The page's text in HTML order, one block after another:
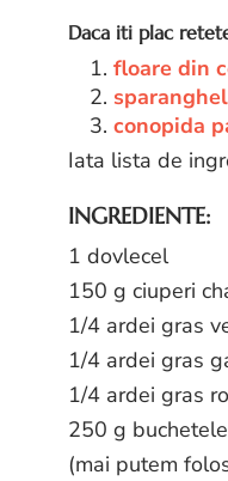
Daca iti plac
1. floare din
2.
3. conopida
Iata lista de
INGREDIENTE:
1 dovlecel
150 g ciuperi
1/4 ardei gras
1/4 ardei gras
1/4 ardei gras
250 g
(mai putem